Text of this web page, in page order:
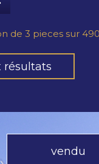
de 3 pieces sur
résultats
vendu